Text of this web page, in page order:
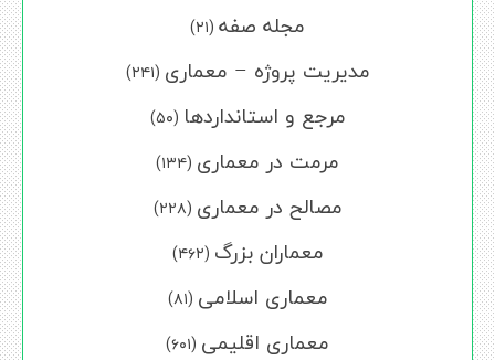
مجله صفه (۲۱)
مدیریت پروژه – معماری (۲۴۱)
مرجع و استانداردها (۵۰)
مرمت در معماری (۱۳۴)
مصالح در معماری (۲۲۸)
معماران بزرگ (۴۶۲)
معماری اسلامی (۸۱)
معماری اقلیمی (۶۰۱)